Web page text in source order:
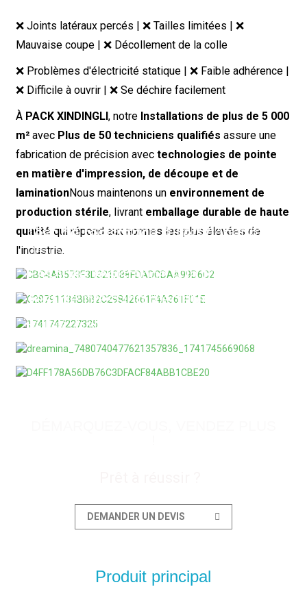
❌ Joints latéraux percés | ❌ Tailles limitées | ❌
Mauvaise coupe | ❌ Décollement de la colle
❌ Problèmes d'électricité statique | ❌ Faible adhérence |
❌ Difficile à ouvrir | ❌ Se déchire facilement
À PACK XINDINGLI , notre Installations de plus de 5 000
m²avec Plus de 50 techniciens qualifiés assure une
fabrication de précision avec technologies de pointe
en matière d'impression, de découpe et de
laminationNous maintenons un environnement de
production stérile, livrant emballage durable de haute
qualité qui répond aux normes les plus élevées de
l'industrie.
Test de résistance à la perforation
Teste la capacité du matériau à résister aux
Test de résistance à l'étanchéité
Mesure l'intégrité du thermoscellage pour prévenir
les fuites et assurer une protection optimale du
Essai de résistance à la traction
Mesure la capacité de charge pour confirmer la
Test de pression d'éclatement
S'assurer que l'emballage résiste à la force sans se
Analyse des solvants résiduels
Réalisée par chromatographie en phase gazeuse
pour détecter et quantifier les substances
DEMANDER UN DEVIS
Produit principal